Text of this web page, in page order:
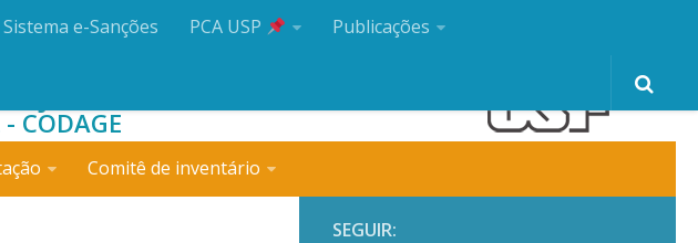
Sistema e-Sanções PCA USP Publicações
CODAGE
Comitê de inventário
SEGUIR: